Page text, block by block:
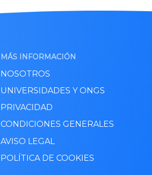
MÁS INFORMACIÓN
NOSOTROS
UNIVERSIDADES Y ONGS
PRIVACIDAD
CONDICIONES GENERALES
AVISO LEGAL
POLÍTICA DE COOKIES